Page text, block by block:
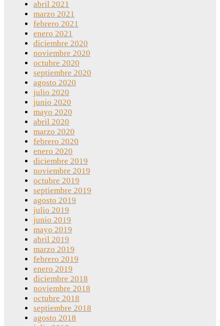
abril 2021
marzo 2021
febrero 2021
enero 2021
diciembre 2020
noviembre 2020
octubre 2020
septiembre 2020
agosto 2020
julio 2020
junio 2020
mayo 2020
abril 2020
marzo 2020
febrero 2020
enero 2020
diciembre 2019
noviembre 2019
octubre 2019
septiembre 2019
agosto 2019
julio 2019
junio 2019
mayo 2019
abril 2019
marzo 2019
febrero 2019
enero 2019
diciembre 2018
noviembre 2018
octubre 2018
septiembre 2018
agosto 2018